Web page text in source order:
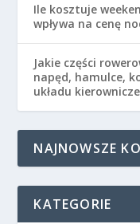
Ile kosztuje
wpływa na cenę
Jakie części
napęd, hamulce,
układu
NAJNOWSZE
KATEGORIE